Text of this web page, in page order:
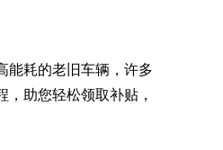
能耗的老旧车辆，许多
助您轻松领取补贴，